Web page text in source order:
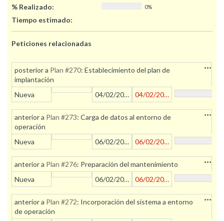
% Realizado:
0%
Tiempo estimado:
Peticiones relacionadas
posterior a Plan #270: Establecimiento del plan de
implantación
Nueva
04/02/2019 04/02/2019
anterior a Plan #273: Carga de datos al entorno de
operación
Nueva
06/02/2019 06/02/2019
anterior a Plan #276: Preparación del mantenimiento
Nueva
06/02/2019 06/02/2019
anterior a Plan #272: Incorporación del sistema a entorno
de operación